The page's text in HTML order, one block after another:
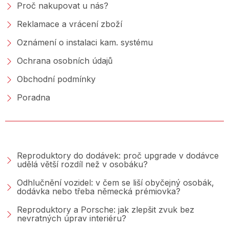
Proč nakupovat u nás?
Reklamace a vrácení zboží
Oznámení o instalaci kam. systému
Ochrana osobních údajů
Obchodní podmínky
Poradna
Reproduktory do dodávek: proč upgrade v dodávce
udělá větší rozdíl než v osobáku?
Odhlučnění vozidel: v čem se liší obyčejný osobák,
dodávka nebo třeba německá prémiovka?
Reproduktory a Porsche: jak zlepšit zvuk bez
nevratných úprav interiéru?